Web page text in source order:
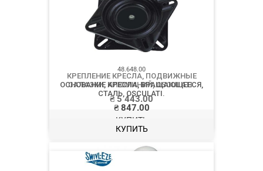
КРЕПЛЕНИЕ КРЕСЛА, ПОДВИЖНЫЕ
САЛАЗКИ, АЛЮМИНИЙ, OSCULATI.
₴5 443.00
КУПИТЬ